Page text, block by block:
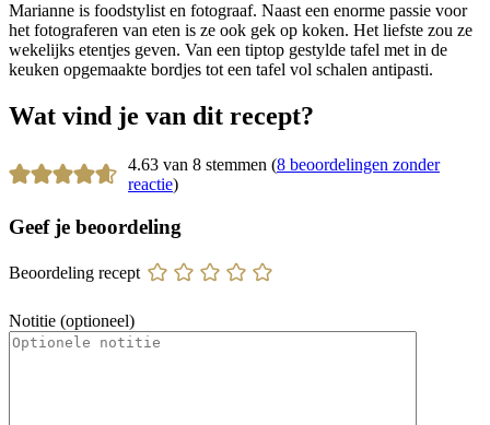
Marianne is foodstylist en fotograaf. Naast een enorme passie voor
het fotograferen van eten is ze ook gek op koken. Het liefste zou ze
wekelijks etentjes geven. Van een tiptop gestylde tafel met in de
keuken opgemaakte bordjes tot een tafel vol schalen antipasti.
Wat vind je van dit recept?
4.63 van 8 stemmen (8 beoordelingen zonder
reactie)
Geef je beoordeling
Beoordeling recept
Notitie (optioneel)